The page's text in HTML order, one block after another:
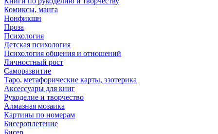
Комиксы, манга
Нонфикшн
Проза
Психология
Детская психология
Психология общения и отношений
Личностный рост
Саморазвитие
Таро, метафорические карты, эзотерика
Аксессуары для книг
Рукоделие и творчество
Алмазная мозаика
Картины по номерам
Бисероплетение
Бисер